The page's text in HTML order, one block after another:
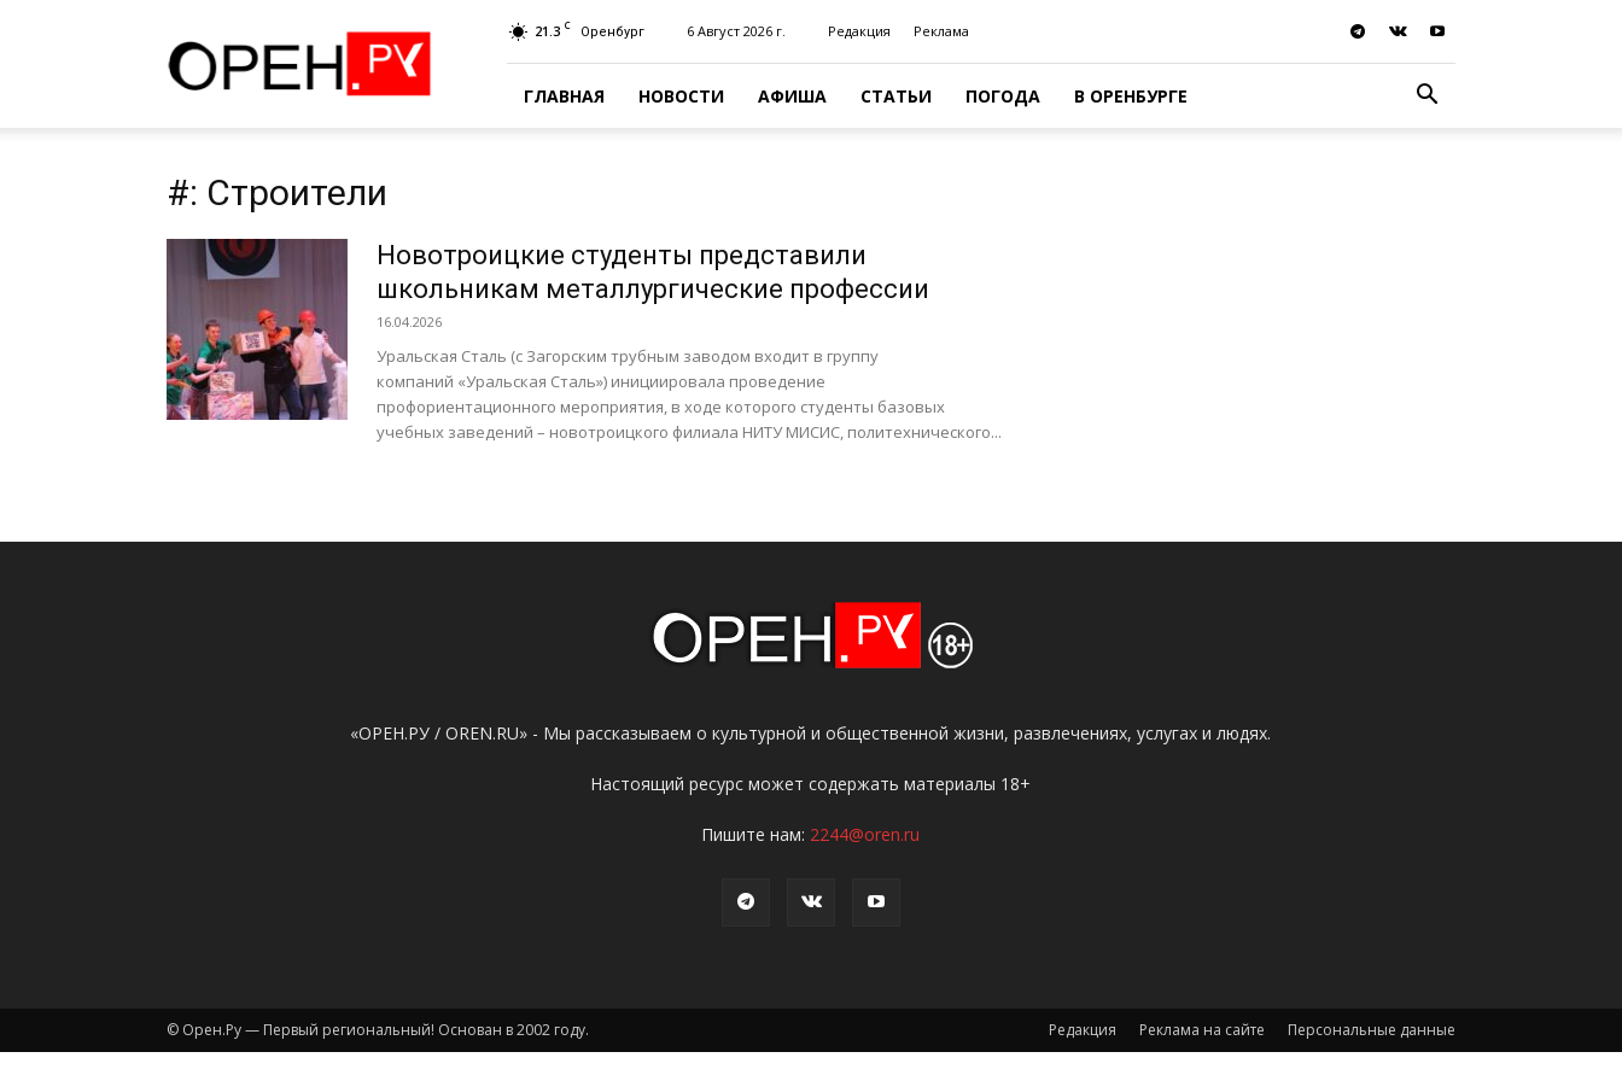
21.3 C Оренбург 6 Август 2026 г. Редакция Реклама
ГЛАВНАЯ НОВОСТИ АФИША СТАТЬИ ПОГОДА В ОРЕНБУРГЕ
#: Строители
Новотроицкие студенты представили
школьникам металлургические профессии
16.04.2026
Уральская Сталь (с Загорским трубным заводом входит в группу
компаний «Уральская Сталь») инициировала проведение
профориентационного мероприятия, в ходе которого студенты базовых
учебных заведений – новотроицкого филиала НИТУ МИСИС, политехнического...
«ОРЕН.РУ / OREN.RU» - Мы рассказываем о культурной и общественной жизни, развлечениях, услугах и людях.
Настоящий ресурс может содержать материалы 18+
Пишите нам: 2244@oren.ru
Редакция Реклама на сайте Персональные данные
© Орен.Ру — Первый региональный! Основан в 2002 году.